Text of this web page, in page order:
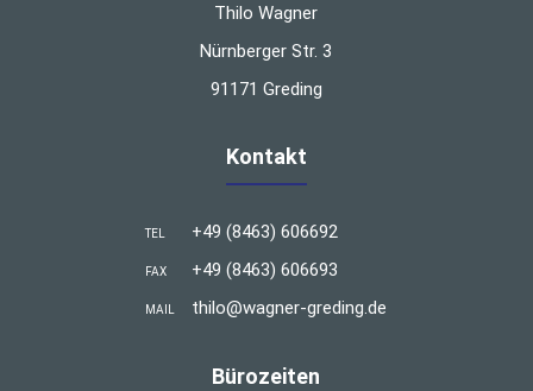
Thilo Wagner
Nürnberger Str. 3
91171 Greding
Kontakt
TEL +49 (8463) 606692
FAX +49 (8463) 606693
MAIL thilo@wagner-greding.de
Bürozeiten